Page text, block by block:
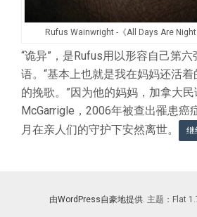
Rufus Wainwright -《All Days Are
“诡异”，是Rufus用以形容自己第
语。“基本上也就是我在妈妈还活
的挽歌。”因为他的妈妈，加拿大
McGarrigle，2006年被查出罹患癌
月在亲人们的守护下安然离世。
继
由WordPress自豪地提供. 主题：Flat